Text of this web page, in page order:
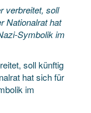
verbreitet, soll
Nationalrat hat
Symbolik im
soll künftig
hat sich für
im